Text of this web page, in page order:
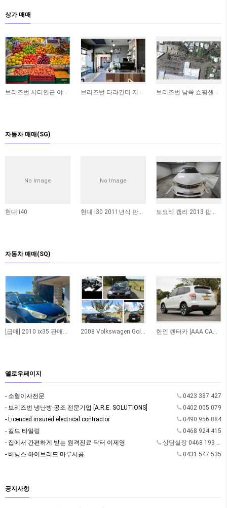
상가 매매
브리즈번 시티인근 야채가게 상가 매매합니다 브리즈번 타라긴디 지역 독립 상가 매매 (250sqm) 브리즈번 남쪽 쇼핑센터에 위치한 상가 매매합니다 ​
자동차 매매(SG)
No Image
현대 i40
No Image
현대 i30 2011년식 판매합니다 토요타 캠리 2013 팝니다 (판매완료)
자동차 매매(SQ)
[급매] 2010 ix35 판매합니다 2008 Volkswagen Golf TDI Automatic 한인 렌터카 [AAA CAR RENTAL]
옐로우페이지
- 소형이사전문
0423 387 427
- 브리즈번 냉난방·공조 전문기업 [A.R.E. SOLUTIONS]
0402 005 079
- Licenced insured electrical contractor
0490 956 884
- 길드 타일링
0468 924 415
- 집에서 간편하게 받는 원격진료 닥터 이제영
상담실장 0468 193 362
- 버닝스 하이브리드 마루시공
0431 547 535
공지사항